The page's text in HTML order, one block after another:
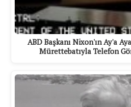
ABD Başkanı Nixon'ın Ay'a
Mürettebatıyla Telefon